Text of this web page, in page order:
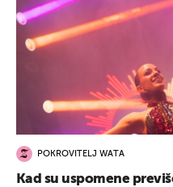
POKROVITELJ WATA
Kad su uspomene